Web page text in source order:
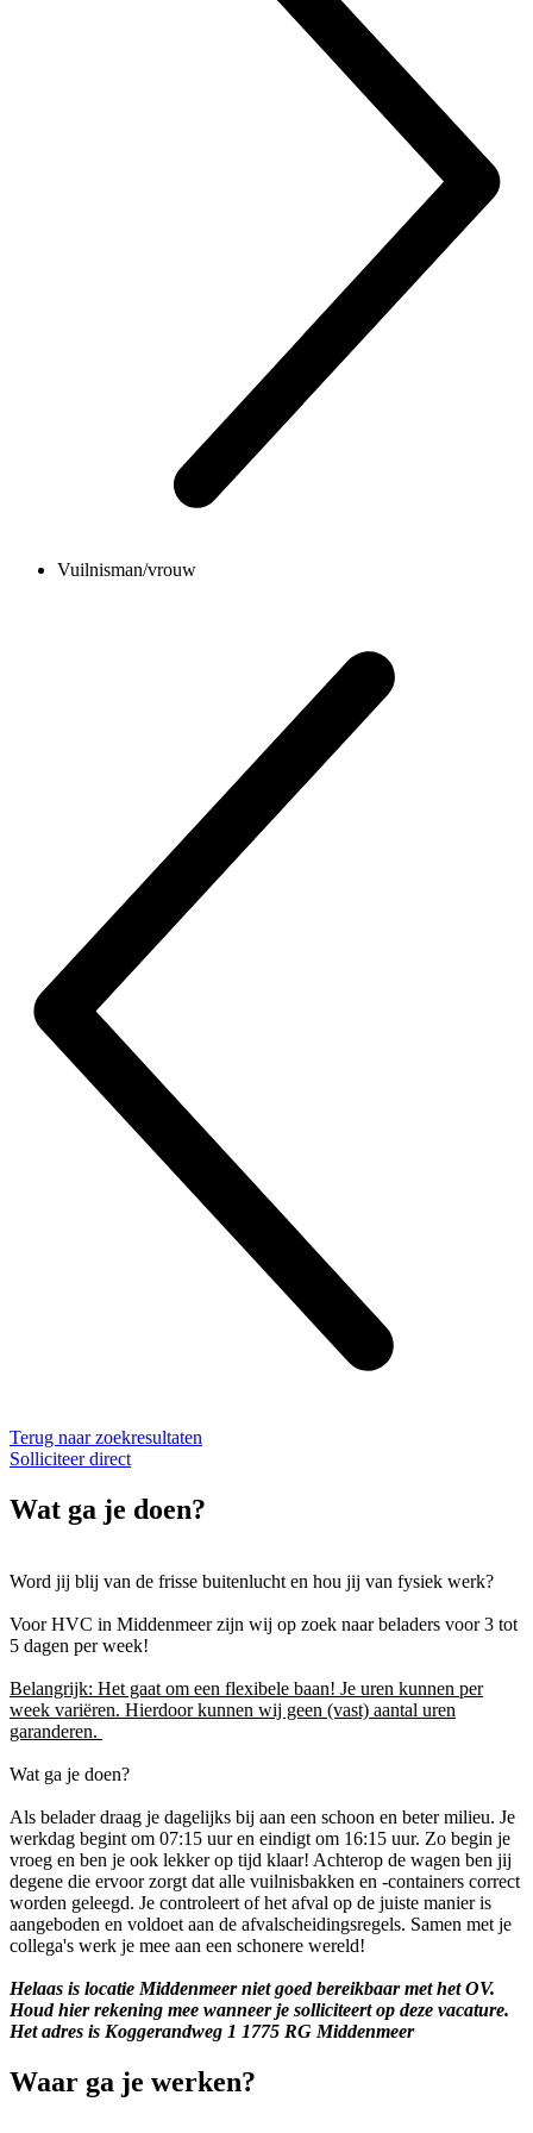
Vuilnisman/vrouw
Terug naar zoekresultaten
Solliciteer direct
Wat ga je doen?
Word jij blij van de frisse buitenlucht en hou jij van fysiek werk?
Voor HVC in Middenmeer zijn wij op zoek naar beladers voor 3 tot
5 dagen per week!
Belangrijk: Het gaat om een flexibele baan! Je uren kunnen per
week variëren. Hierdoor kunnen wij geen (vast) aantal uren
garanderen.
Wat ga je doen?
Als belader draag je dagelijks bij aan een schoon en beter milieu. Je
werkdag begint om 07:15 uur en eindigt om 16:15 uur. Zo begin je
vroeg en ben je ook lekker op tijd klaar! Achterop de wagen ben jij
degene die ervoor zorgt dat alle vuilnisbakken en -containers correct
worden geleegd. Je controleert of het afval op de juiste manier is
aangeboden en voldoet aan de afvalscheidingsregels. Samen met je
collega's werk je mee aan een schonere wereld!
Helaas is locatie Middenmeer niet goed bereikbaar met het OV.
Houd hier rekening mee wanneer je solliciteert op deze vacature.
Het adres is Koggerandweg 1 1775 RG Middenmeer
Waar ga je werken?